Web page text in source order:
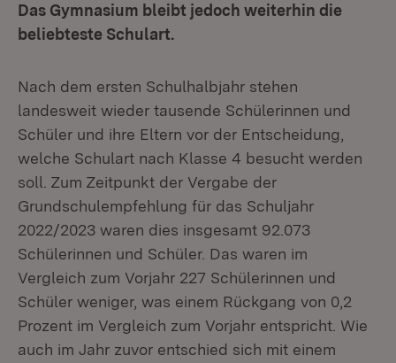
Das Gymnasium bleibt jedoch weiterhin die
beliebteste Schulart.
Nach dem ersten Schulhalbjahr stehen
landesweit wieder tausende Schülerinnen und
Schüler und ihre Eltern vor der Entscheidung,
welche Schulart nach Klasse 4 besucht werden
soll. Zum Zeitpunkt der Vergabe der
Grundschulempfehlung für das Schuljahr
2022/2023 waren dies insgesamt 92.073
Schülerinnen und Schüler. Das waren im
Vergleich zum Vorjahr 227 Schülerinnen und
Schüler weniger, was einem Rückgang von 0,2
Prozent im Vergleich zum Vorjahr entspricht. Wie
auch im Jahr zuvor entschied sich mit einem